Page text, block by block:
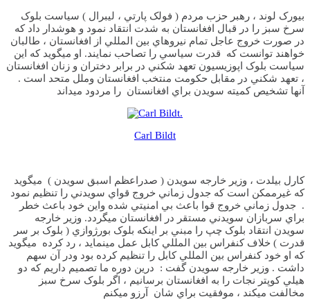
بيورک لوند ، رهبر حزب مردم ( فولک پارتي ، ليبرال ) سياست بلوک
سرخ سبز را در قبال افغانستان به شدت انتقاد نمود و هوشدار داد که
در صورت خروج عاجل تمام نيروهاي بين المللي از افغانستان ، طالبان
خواهند توانست که قدرت سياسي را تصاحب نمايند. او ميگويد که اين
سياست بلوک اپوزيسيون تعهد شکني در برابر دختران و زنان افغانستان
، تعهد شکني در مقابل حکومت منتخب افغانستان وملل متحد است .
آنها تشخيص کميته سويدن براي افغانستان را مردود ميداند
Carl Bildt
کارل بيلدت ، وزير خارجه سويدن ( صدراعظم اسبق سويدن ) ميگويد
که غيرممکن است که جدول زماني خروج قواي سويدني را تنظيم نمود
. جدول زماني خروج قوا باعث بي امنيتي شده واين خود باعث خطر
براي سربازان سويدني مستقر در افغانستان ميگردد. وزير خارجه
سويدن انتقاد بلوک چپ را مبني بر اينکه بلوک بورژوازي ( بلوک بر سر
قدرت ) خلاف کنفراس بين المللي کابل عمل مينمايد ، رد کرده ميگويد
که او خود کنفراس بين المللي کابل را تنظيم کرده بود ودر آن سهم
داشت . وزير خارجه سويدن گفت : درين دوره ما تصميم داريم که دو
هيلي کوپتر نجات را به افغانستان برسانيم ، اگر بلوک سرخ سبز
مخالفت ميکند ، موفقيت براي شان آرزو ميکنم